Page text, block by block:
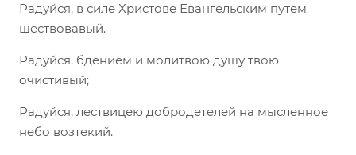
Радуйся, в силе Христове Евангельским путем
шествовавый.
Радуйся, бдением и молитвою душу твою
очистивый;
Радуйся, лествицею добродетелей на мысленное
небо возтекий.